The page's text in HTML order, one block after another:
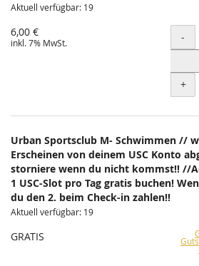
Aktuell verfügbar: 19
6,00 €
inkl. 7% MwSt. -
+
Urban Sportsclub M- Schwimmen //
Erscheinen von deinem USC Konto
storniere wenn du nicht kommst!! //
1 USC-Slot pro Tag gratis buchen!
du den 2. beim Check-in zahlen!!
Aktuell verfügbar: 19
GRATIS